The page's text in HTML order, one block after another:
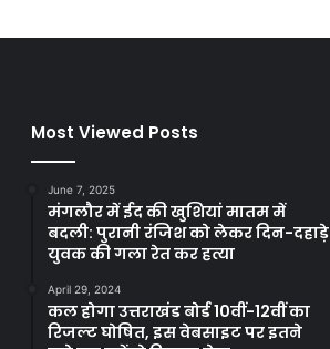
Most Viewed Posts
June 7, 2025
मंगलौर में ईद की खुशियां मातम में
बदली: पुरानी रंजिश को लेकर दिन-दहाड़े
युवक की गला रेत कर हत्या
April 29, 2024
कल होगा उत्तराखंड बोर्ड 10वीं-12वीं का
रिजल्ट घोषित, इस वेबसाइट पर इतने